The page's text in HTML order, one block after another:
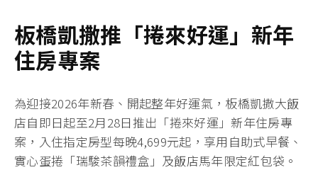
板橋凱撒推「捲來好運」新年
住房專案
為迎接2026年新春、開起整年好運氣，板橋凱撒大飯
店自即日起至2月28日推出「捲來好運」新年住房專
案，入住指定房型每晚4,699元起，享用自助式早餐、
實心蛋捲「瑞駿茶韻禮盒」及飯店馬年限定紅包袋。